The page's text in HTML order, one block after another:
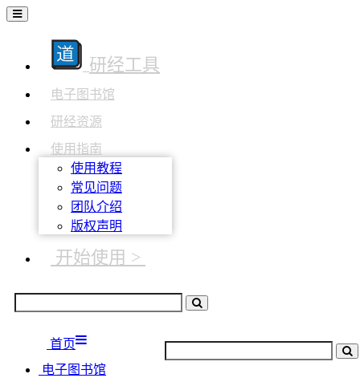
研经工具
电子图书馆
研经资源
使用指南
使用教程
常见问题
团队介绍
版权声明
开始使用 >
首页
电子图书馆